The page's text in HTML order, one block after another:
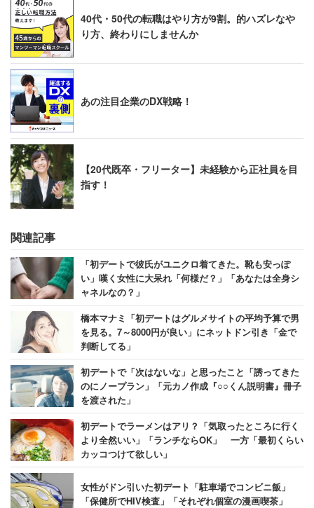
40代・50代の転職はやり方が9割。的ハズレなや
り方、終わりにしませんか
あの注目企業のDX戦略！
【20代既卒・フリーター】未経験から正社員を目
指す！
関連記事
「初デートで彼氏がユニクロ着てきた。靴も安っぽ
い」嘆く女性に大呆れ「何様だ？」「あなたは全身シ
ャネルなの？」
橋本マナミ「初デートはグルメサイトの平均予算で男
を見る。7～8000円が良い」にネットドン引き「金で
判断してる」
初デートで「次はないな」と思ったこと「誘ってきた
のにノープラン」「元カノ作成『○○くん説明書』冊子
を渡された」
初デートでラーメンはアリ？「気取ったところに行く
より全然いい」「ランチならOK」 一方「最初くらい
カッコつけて欲しい」
女性がドン引いた初デート「駐車場でコンビニ飯」
「保健所でHIV検査」「それぞれ個室の漫画喫茶」